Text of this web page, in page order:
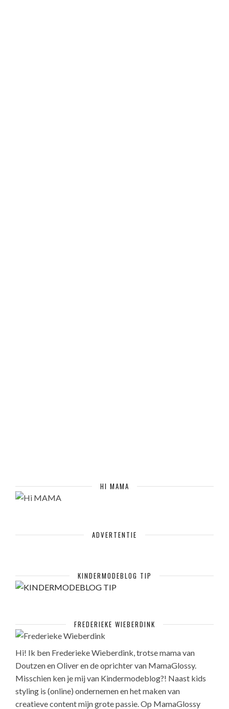
HI MAMA
ADVERTENTIE
KINDERMODEBLOG TIP
FREDERIEKE WIEBERDINK
Hi! Ik ben Frederieke Wieberdink, trotse mama van
Doutzen en Oliver en de oprichter van MamaGlossy.
Misschien ken je mij van Kindermodeblog?! Naast kids
styling is (online) ondernemen en het maken van
creatieve content mijn grote passie. Op MamaGlossy